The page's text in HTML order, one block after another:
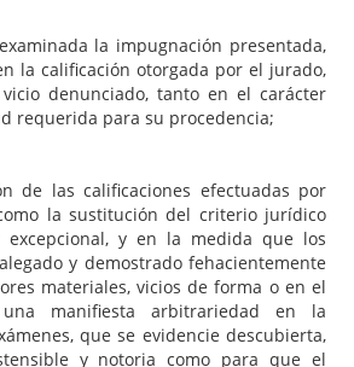
la impugnación presentada,
la calificación otorgada por el jurado,
denunciado, tanto en el carácter
requerida para su procedencia;
de las calificaciones efectuadas por
la sustitución del criterio jurídico
excepcional, y en la medida que los
y demostrado fehacientemente
materiales, vicios de forma o en el
manifiesta arbitrariedad en la
que se evidencie descubierta,
y notoria como para que el